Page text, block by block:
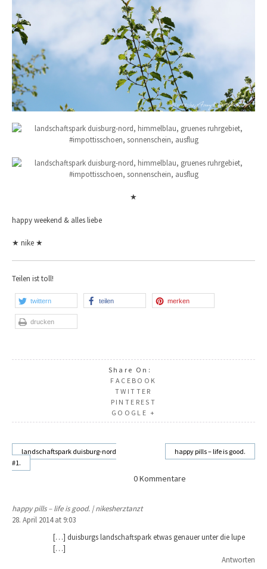
★
happy weekend & alles liebe
★ nike ★
Teilen ist toll!
twittern teilen merken
drucken
Share On:
FACEBOOK
TWITTER
PINTEREST
GOOGLE +
Beitragsnavigation
landschaftspark duisburg-nord
#1.
happy pills – life is good.
0 Kommentare
happy pills – life is good. | nikesherztanzt
28. April 2014 at 9:03
[…] duisburgs landschaftspark etwas genauer unter die lupe
[…]
Antworten